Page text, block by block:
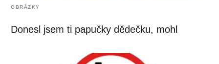
OBRÁZKY
Donesl jsem ti papučky dědečku, mohl